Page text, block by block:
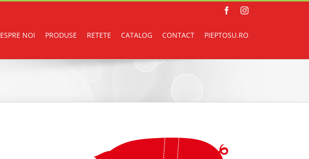
FacebookInstagram
NOI PRODUSE RETETE CATALOG CONTACT PIEPTOSU.RO